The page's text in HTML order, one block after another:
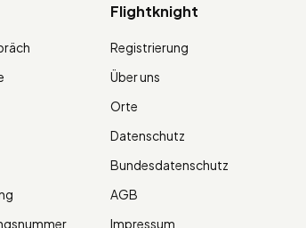
Flightknight
Registrierung
Über uns
Orte
Datenschutz
Bundesdatenschutz
AGB
Impressum